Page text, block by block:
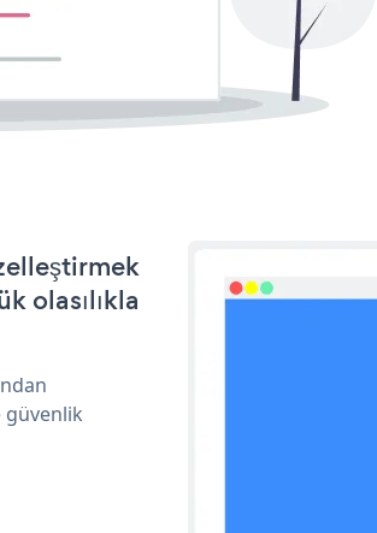
olasılıkla
güvenlik